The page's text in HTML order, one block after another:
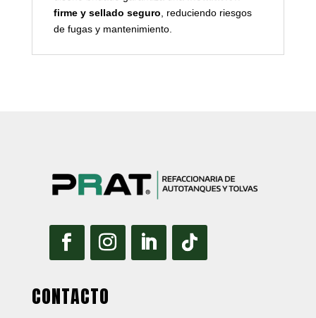
firme y sellado seguro, reduciendo riesgos
de fugas y mantenimiento.
CONTACTO